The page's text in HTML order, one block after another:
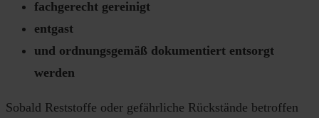
fachgerecht gereinigt
entgast
und ordnungsgemäß dokumentiert entsorgt
werden
Sobald Reststoffe oder gefährliche Rückstände betroffen